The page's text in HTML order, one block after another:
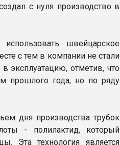
с нуля производство в
швейцарское
с тем в компании не стали
эксплуатацию, отметив, что
прошлого года, но по ряду
дня производства трубок
- полилактид, который
Эта технология является